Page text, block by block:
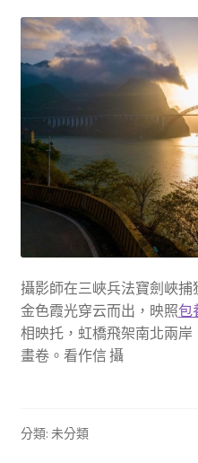
攝影師在三峽兵法寶劍峽捕
金色霞光穿云而出，映照包
相映托，虹橋飛架南北兩
畫卷。看作信 攝
分類: 未分類